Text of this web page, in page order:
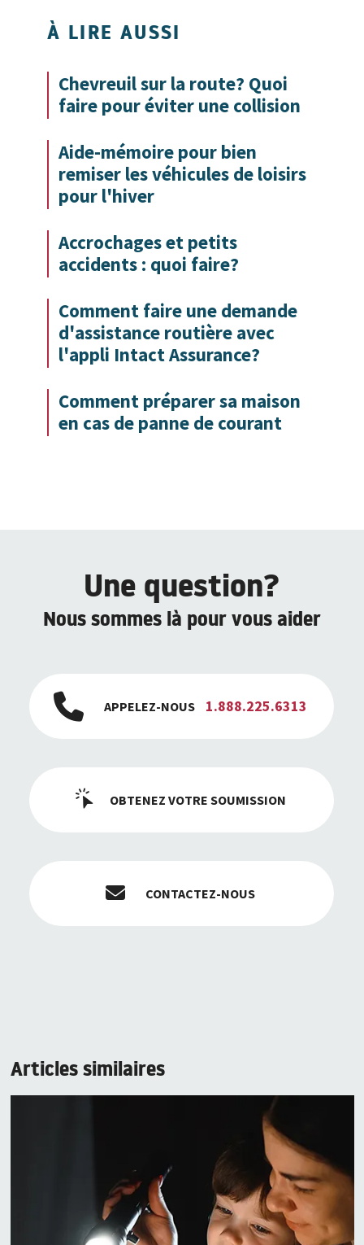
À LIRE AUSSI
Chevreuil sur la route? Quoi
faire pour éviter une collision
Aide-mémoire pour bien
remiser les véhicules de loisirs
pour l'hiver
Accrochages et petits
accidents : quoi faire?
Comment faire une demande
d'assistance routière avec
l'appli Intact Assurance?
Comment préparer sa maison
en cas de panne de courant
Une question?
Nous sommes là pour vous aider
APPELEZ-NOUS 1.888.225.6313
OBTENEZ VOTRE SOUMISSION
CONTACTEZ-NOUS
Articles similaires